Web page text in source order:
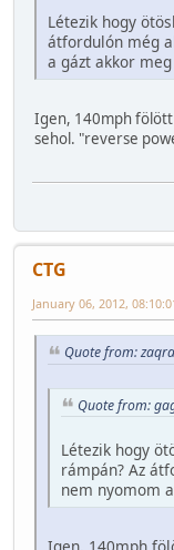
Létezik hogy
átfordulón még
a gázt akkor
Igen, 140mph fölött
sehol. "reverse
CTG
January 06, 2012,
Quote from:
Quote from:
Létezik hogy
rámpán? Az
nem nyomom